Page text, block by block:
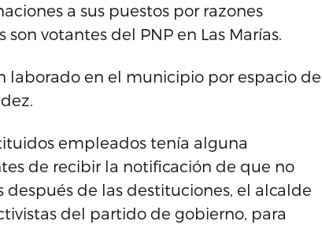
a sus puestos por razones
votantes del PNP en Las Marías.
laborado en el municipio por espacio de
empleados tenía alguna
de recibir la notificación de que no
de las destituciones, el alcalde
del partido de gobierno, para